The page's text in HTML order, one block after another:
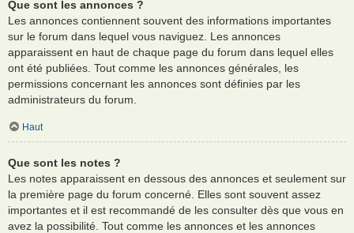
Que sont les annonces ?
Les annonces contiennent souvent des informations importantes
sur le forum dans lequel vous naviguez. Les annonces
apparaissent en haut de chaque page du forum dans lequel elles
ont été publiées. Tout comme les annonces générales, les
permissions concernant les annonces sont définies par les
administrateurs du forum.
Haut
Que sont les notes ?
Les notes apparaissent en dessous des annonces et seulement sur
la première page du forum concerné. Elles sont souvent assez
importantes et il est recommandé de les consulter dès que vous en
avez la possibilité. Tout comme les annonces et les annonces